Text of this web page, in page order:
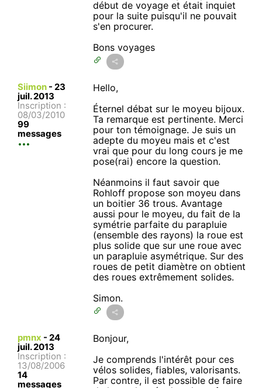
début de voyage et était inquiet
pour la suite puisqu'il ne pouvait
s'en procurer.
Bons voyages
Siimon - 23
juil. 2013
Inscription :
08/03/2010
99
messages
Hello,
Éternel débat sur le moyeu bijoux.
Ta remarque est pertinente. Merci
pour ton témoignage. Je suis un
adepte du moyeu mais et c'est
vrai que pour du long cours je me
pose(rai) encore la question.
Néanmoins il faut savoir que
Rohloff propose son moyeu dans
un boitier 36 trous. Avantage
aussi pour le moyeu, du fait de la
symétrie parfaite du parapluie
(ensemble des rayons) la roue est
plus solide que sur une roue avec
un parapluie asymétrique. Sur des
roues de petit diamètre on obtient
des roues extrêmement solides.
Simon.
pmnx - 24
juil. 2013
Inscription :
13/08/2006
14
messages
Bonjour,
Je comprends l'intérêt pour ces
vélos solides, fiables, valorisants.
Par contre, il est possible de faire